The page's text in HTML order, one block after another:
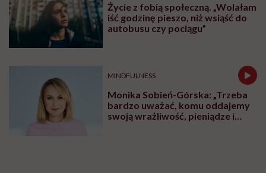
Życie z fobią społeczną. „Wolałam
iść godzinę pieszo, niż wsiąść do
autobusu czy pociągu”
MINDFULNESS
Monika Sobień-Górska: „Trzeba
bardzo uważać, komu oddajemy
swoją wrażliwość, pieniądze i